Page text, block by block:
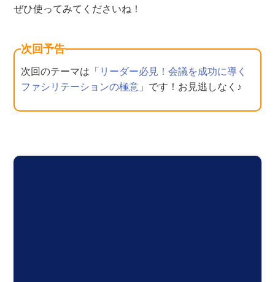
ぜひ使ってみてくださいね！
次回予告
次回のテーマは「 リーダー必見！会議を成功に導く
ファシリテーションの極意 」です！お見逃しなく♪